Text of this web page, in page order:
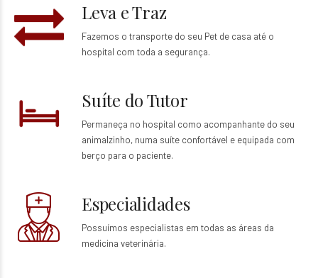
Leva e Traz
Fazemos o transporte do seu Pet de casa até o
hospital com toda a segurança.
Suíte do Tutor
Permaneça no hospital como acompanhante do seu
animalzinho, numa suíte confortável e equipada com
berço para o paciente.
Especialidades
Possuímos especialistas em todas as áreas da
medicina veterinária.